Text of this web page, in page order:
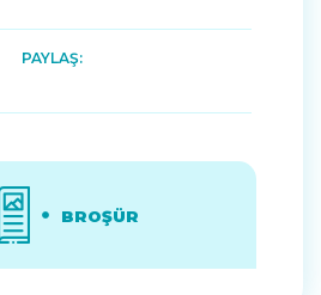
PAYLAŞ:
BROŞÜR